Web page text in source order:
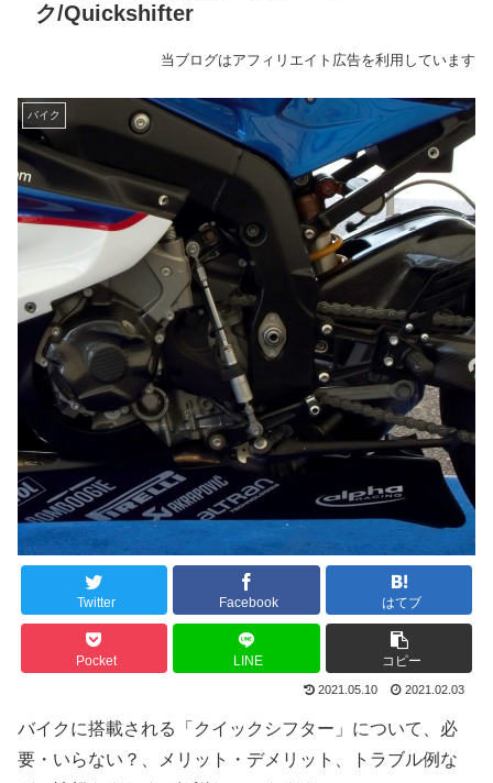
ク/Quickshifter
当ブログはアフィリエイト広告を利用しています
バイク
Twitter Facebook はてブ
Pocket LINE コピー
2021.05.10 2021.02.03
バイクに搭載される「クイックシフター」について、必
要・いらない？、メリット・デメリット、トラブル例な